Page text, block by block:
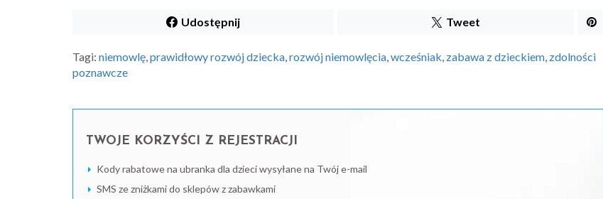
Udostępnij Tweet
Tagi: niemowlę,prawidłowy rozwój dziecka,rozwój niemowlęcia,wcześniak, zabawa z dzieckiem, zdolności
poznawcze
TWOJE KORZYŚCI Z REJESTRACJI
Kody rabatowe na ubranka dla dzieci wysyłane na Twój e-mail
SMS ze zniżkami do sklepów z zabawkami